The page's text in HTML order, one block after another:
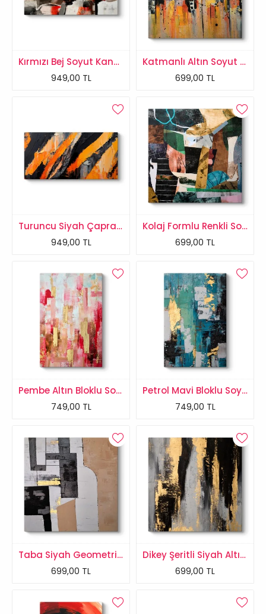
Kırmızı Bej Soyut Kanvas Tablo
949,00 TL
Katmanlı Altın Soyut Kanvas Tablo
699,00 TL
Turuncu Siyah Çapraz Soyut Kanvas Tablo
949,00 TL
Kolaj Formlu Renkli Soyut Kanvas Tablo
699,00 TL
Pembe Altın Bloklu Soyut Kanvas Tablo
749,00 TL
Petrol Mavi Bloklu Soyut Kanvas Tablo
749,00 TL
Taba Siyah Geometrik Soyut Kanvas Tablo
699,00 TL
Dikey Şeritli Siyah Altın Soyut Kanvas Tablo
699,00 TL